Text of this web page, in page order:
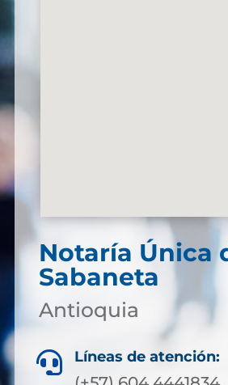
Notaría Única
Sabaneta
Antioquia
 Líneas de atención: